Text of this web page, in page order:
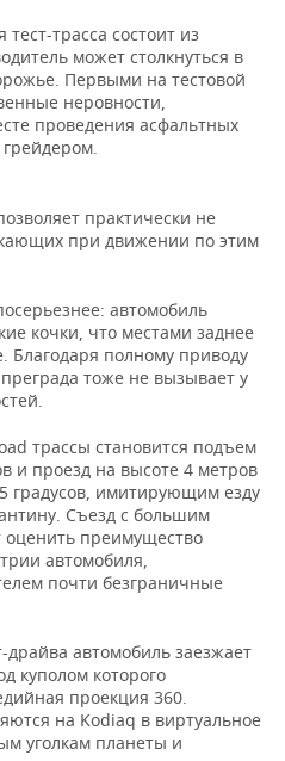
трасса состоит из
может столкнуться в
Первыми на тестовой
неровности,
проведения асфальтных
грейдером.
практически не
при движении по этим
автомобиль
кочки, что местами заднее
Благодаря полному приводу
тоже не вызывает у
трассы становится подъем
и проезд на высоте 4 метров
градусов, имитирующим езду
Съезд с большим
оценить преимущество
автомобиля,
почти безграничные
драйва автомобиль заезжает
куполом которого
проекция 360.
на Kodiaq в виртуальное
уголкам планеты и